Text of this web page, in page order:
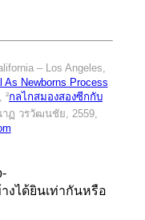
– Los Angeles,
As Newborns Process
²กลไกสมองสองซีกกับ
าฏ วรวัฒนชัย, 2559,
งได้ยินเท่ากันหรือ